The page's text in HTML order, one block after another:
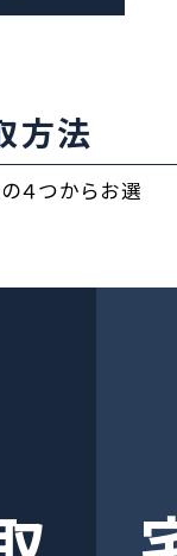
方法
４つからお選